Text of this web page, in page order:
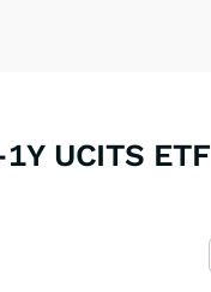
UCITS ETF